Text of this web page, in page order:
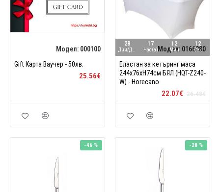
Модел: 000100
Gift Карта Ваучер - 50лв.
25.56€
28 17
Час(а)
12
Мин
11
Сек
Модел: 0166280
Еластан за кетъринг маса
244x76xH74см БЯЛ (HQT-Z240-
W) - Horecano
22.07€ 26.48€
-46 % -28 %